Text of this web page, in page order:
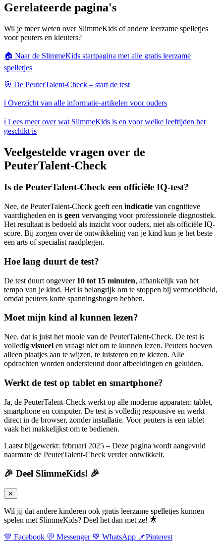
Gerelateerde pagina's
Wil je meer weten over SlimmeKids of andere leerzame spelletjes
voor peuters en kleuters?
🏠 Naar de SlimmeKids startpagina met alle gratis leerzame
spelletjes
🎯 De PeuterTalent-Check – start de test
ℹ️ Overzicht van alle informatie-artikelen voor ouders
ℹ️ Lees meer over wat SlimmeKids is en voor welke leeftijden het
geschikt is
Veelgestelde vragen over de
PeuterTalent-Check
Is de PeuterTalent-Check een officiële IQ-test?
Nee, de PeuterTalent-Check geeft een indicatie van cognitieve
vaardigheden en is geen vervanging voor professionele diagnostiek.
Het resultaat is bedoeld als inzicht voor ouders, niet als officiële IQ-
score. Bij zorgen over de ontwikkeling van je kind kun je het beste
een arts of specialist raadplegen.
Hoe lang duurt de test?
De test duurt ongeveer 10 tot 15 minuten, afhankelijk van het
tempo van je kind. Het is belangrijk om te stoppen bij vermoeidheid,
omdat peuters korte spanningsbogen hebben.
Moet mijn kind al kunnen lezen?
Nee, dat is juist het mooie van de PeuterTalent-Check. De test is
volledig visueel en vraagt niet om te kunnen lezen. Peuters hoeven
alleen plaatjes aan te wijzen, te luisteren en te kiezen. Alle
opdrachten worden ondersteund door afbeeldingen en geluiden.
Werkt de test op tablet en smartphone?
Ja, de PeuterTalent-Check werkt op alle moderne apparaten: tablet,
smartphone en computer. De test is volledig responsive en werkt
direct in de browser, zonder installatie. Voor peuters is een tablet
vaak het makkelijkst om te bedienen.
Laatst bijgewerkt: februari 2025 – Deze pagina wordt aangevuld
naarmate de PeuterTalent-Check verder ontwikkelt.
🎉 Deel SlimmeKids! 🎉
✕
Wil jij dat andere kinderen ook gratis leerzame spelletjes kunnen
spelen met SlimmeKids? Deel het dan met ze! 🌟
💙 Facebook 💬 Messenger 💚 WhatsApp 📌Pinterest